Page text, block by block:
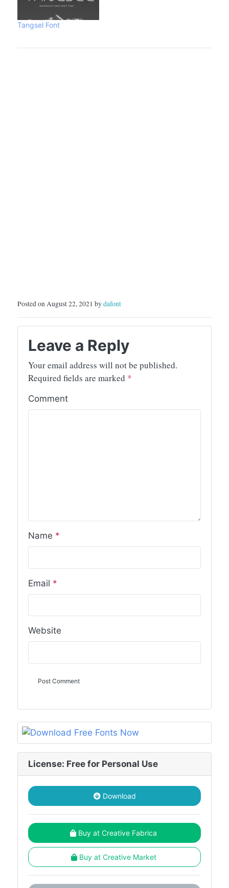
Tangsel Font
Posted on August 22, 2021 bydafont
Leave a Reply
Your email address will not be published.
Required fields are marked *
Comment
Name *
Email *
Website
License: Free for Personal Use
Download
Buy at Creative Fabrica
Buy at Creative Market